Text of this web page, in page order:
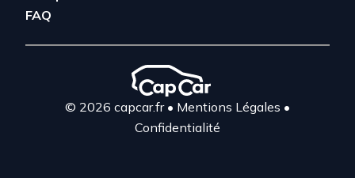
FAQ
© 2026 capcar.fr• Mentions Légales •
Confidentialité